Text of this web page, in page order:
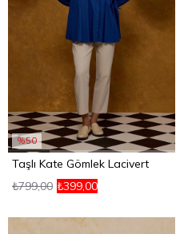
%50
Taşlı Kate Gömlek Lacivert
₺399,00
₺799,00